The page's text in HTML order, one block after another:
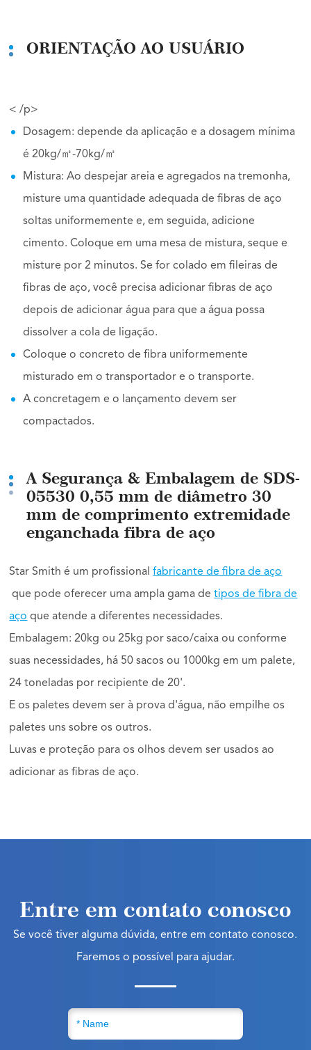
ORIENTAÇÃO AO USUÁRIO
< /p>
Dosagem: depende da aplicação e a dosagem mínima
é 20kg/㎥-70kg/㎥
Mistura: Ao despejar areia e agregados na tremonha,
misture uma quantidade adequada de fibras de aço
soltas uniformemente e, em seguida, adicione
cimento. Coloque em uma mesa de mistura, seque e
misture por 2 minutos. Se for colado em fileiras de
fibras de aço, você precisa adicionar fibras de aço
depois de adicionar água para que a água possa
dissolver a cola de ligação.
Coloque o concreto de fibra uniformemente
misturado em o transportador e o transporte.
A concretagem e o lançamento devem ser
compactados.
A Segurança & Embalagem de SDS-
05530 0,55 mm de diâmetro 30
mm de comprimento extremidade
enganchada fibra de aço
Star Smith é um profissionalfabricante de fibra de aço
que pode oferecer uma ampla gama detipos de fibra de
aço que atende a diferentes necessidades.
Embalagem: 20kg ou 25kg por saco/caixa ou conforme
suas necessidades, há 50 sacos ou 1000kg em um palete,
24 toneladas por recipiente de 20'.
E os paletes devem ser à prova d'água, não empilhe os
paletes uns sobre os outros.
Luvas e proteção para os olhos devem ser usados ao
adicionar as fibras de aço.
Entre em contato conosco
Se você tiver alguma dúvida, entre em contato conosco.
Faremos o possível para ajudar.